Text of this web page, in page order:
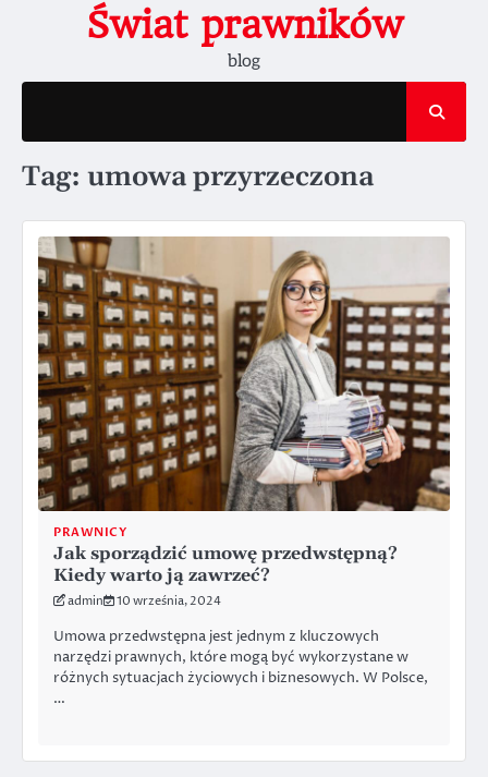
Świat prawników
blog
Tag: umowa przyrzeczona
PRAWNICY
Jak sporządzić umowę przedwstępną?
Kiedy warto ją zawrzeć?
admin 10 września, 2024
Umowa przedwstępna jest jednym z kluczowych
narzędzi prawnych, które mogą być wykorzystane w
różnych sytuacjach życiowych i biznesowych. W Polsce,
…